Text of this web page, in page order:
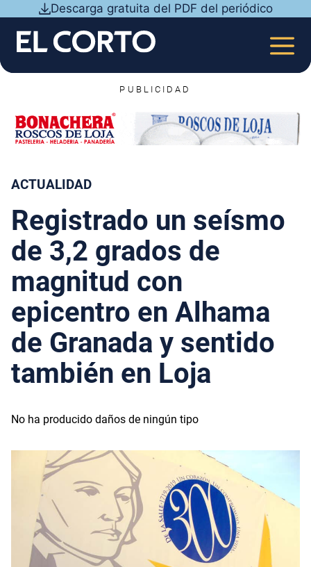
contenido
Descarga gratuita del PDF del periódico
PUBLICIDAD
ACTUALIDAD
Registrado un seísmo
de 3,2 grados de
magnitud con
epicentro en Alhama
de Granada y sentido
también en Loja
No ha producido daños de ningún tipo